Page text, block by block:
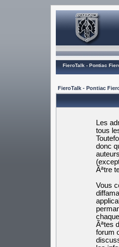
FieroTalk - Pontiac
FieroTalk - Pontiac
Les
tous
donc
Ãªtre
Vous
Ãªtes
forum